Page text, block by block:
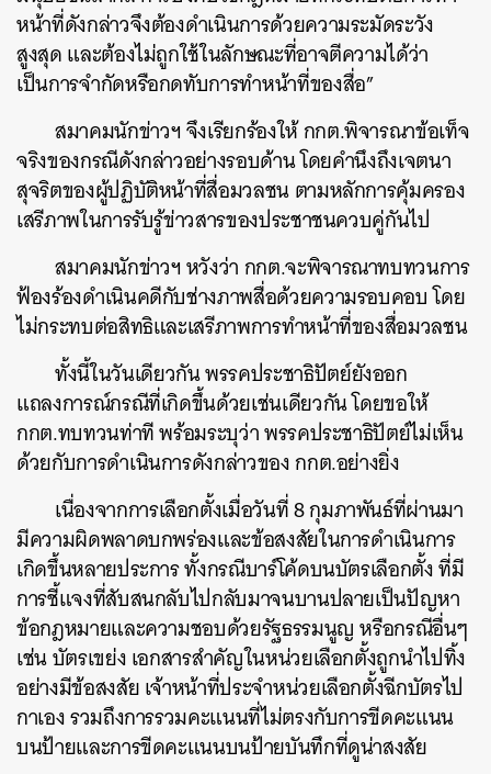
หน้าที่ดังกล่าวจึงต้องดำเนินการด้วยความระมัดระวัง
สูงสุด และต้องไม่ถูกใช้ในลักษณะที่อาจตีความได้ว่า
เป็นการจำกัดหรือกดทับการทำหน้าที่ของสื่อ”
สมาคมนักข่าวฯ จึงเรียกร้องให้ กกต.พิจารณาข้อเท็จ
จริงของกรณีดังกล่าวอย่างรอบด้าน โดยคำนึงถึงเจตนา
สุจริตของผู้ปฏิบัติหน้าที่สื่อมวลชน ตามหลักการคุ้มครอง
เสรีภาพในการรับรู้ข่าวสารของประชาชนควบคู่กันไป
สมาคมนักข่าวฯ หวังว่า กกต.จะพิจารณาทบทวนการ
ฟ้องร้องดำเนินคดีกับช่างภาพสื่อด้วยความรอบคอบ โดย
ไม่กระทบต่อสิทธิและเสรีภาพการทำหน้าที่ของสื่อมวลชน
ทั้งนี้ในวันเดียวกัน พรรคประชาธิปัตย์ยังออก
แถลงการณ์กรณีที่เกิดขึ้นด้วยเช่นเดียวกัน โดยขอให้
กกต.ทบทวนท่าที พร้อมระบุว่า พรรคประชาธิปัตย์ไม่เห็น
ด้วยกับการดำเนินการดังกล่าวของ กกต.อย่างยิ่ง
เนื่องจากการเลือกตั้งเมื่อวันที่ 8 กุมภาพันธ์ที่ผ่านมา
มีความผิดพลาดบกพร่องและข้อสงสัยในการดำเนินการ
เกิดขึ้นหลายประการ ทั้งกรณีบาร์โค้ดบนบัตรเลือกตั้ง ที่มี
การชี้แจงที่สับสนกลับไปกลับมาจนบานปลายเป็นปัญหา
ข้อกฎหมายและความชอบด้วยรัฐธรรมนูญ หรือกรณีอื่นๆ
เช่น บัตรเขย่ง เอกสารสำคัญในหน่วยเลือกตั้งถูกนำไปทิ้ง
อย่างมีข้อสงสัย เจ้าหน้าที่ประจำหน่วยเลือกตั้งฉีกบัตรไป
กาเอง รวมถึงการรวมคะแนนที่ไม่ตรงกับการขีดคะแนน
บนป้ายและการขีดคะแนนบนป้ายบันทึกที่ดูน่าสงสัย